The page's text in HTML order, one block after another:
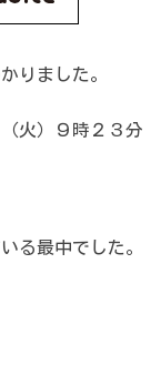
りました。
火）９時２３分
る最中でした。